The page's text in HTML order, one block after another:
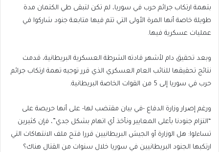
بتهمة ارتكاب جرائم حرب في سوريا، لم تكن لتبقى طي الكتمان مدة
طويلة خاصة أنها المرة الأولى التي تتم فيها متابعة جنود شاركوا في
عمليات عسكرية فيها.
وبعد تحقيق دام لأشهر قادته الشرطة العسكرية البريطانية، قدمت
نتائج تحقيقها للنائب العام العسكري الذي قرر توجيه تهمة ارتكاب جرائم
حرب في سوريا إلى 5 من القوات الخاصة البريطانية.
ورغم إصرار وزارة الدفاع -في بيان مقتضب لها- على أنها حريصة على
“التزام جنودنا بأعلى المعايير ونأخذ أي اتهام بشكل جدي”، فإن كثيرين
تساءلوا: هل الوزارة أو الجيش البريطانيين قررا فتح ملف الانتهاكات التي
ارتكبها الجنود البريطانيين في سوريا خلال سنوات من القتال هناك؟